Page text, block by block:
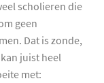
scholieren die
geen
Dat is zonde,
juist heel
met: